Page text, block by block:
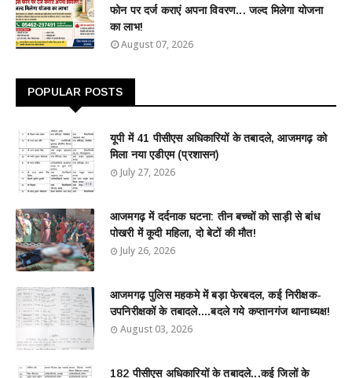
फोन पर दर्ज कराएं अपना विवरण... जल्द मिलेगा योजना
का लाभ!
August 07, 2026
POPULAR POSTS
यूपी में 41 पीसीएस अधिकारियों के तबादले, आजमगढ़ को
मिला नया एडीएम (प्रशासन)
July 27, 2026
आजमगढ़ में दर्दनाक घटना: तीन बच्चों को साड़ी से बांध
पोखरी में कूदी महिला, दो बेटों की मौत!
July 26, 2026
आजमगढ़ पुलिस महकमे में बड़ा फेरबदल, कई निरीक्षक-
उपनिरीक्षकों के तबादले....बदले गये कप्तानगंज थानाध्यक्ष!
August 03, 2026
182 पीसीएस अधिकारियों के तबादले...कई जिलों के